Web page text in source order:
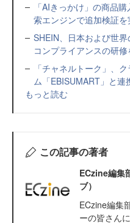
「AIきっかけ」の商品
索エンジンで追加検証
SHEIN、日本および世
コンプライアンスの研修
「チャネルトーク」、
ム「EBISUMART」と連
もっと読む
この記事の著者
ECzine編集
ブ）
ECzine編集
ーの皆さん